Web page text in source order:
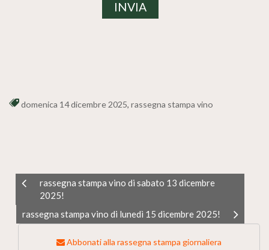
domenica 14 dicembre 2025, rassegna stampa vino
rassegna stampa vino di sabato 13 dicembre
2025!
rassegna stampa vino di lunedì 15 dicembre 2025!
Abbonati alla rassegna stampa giornaliera